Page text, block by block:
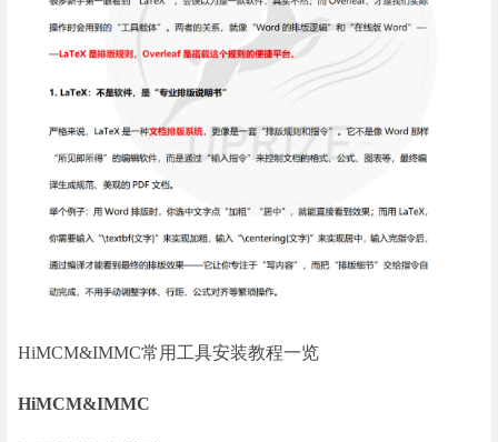
HiMCM&IMMC常用工具安装教程一览
HiMCM&IMMC